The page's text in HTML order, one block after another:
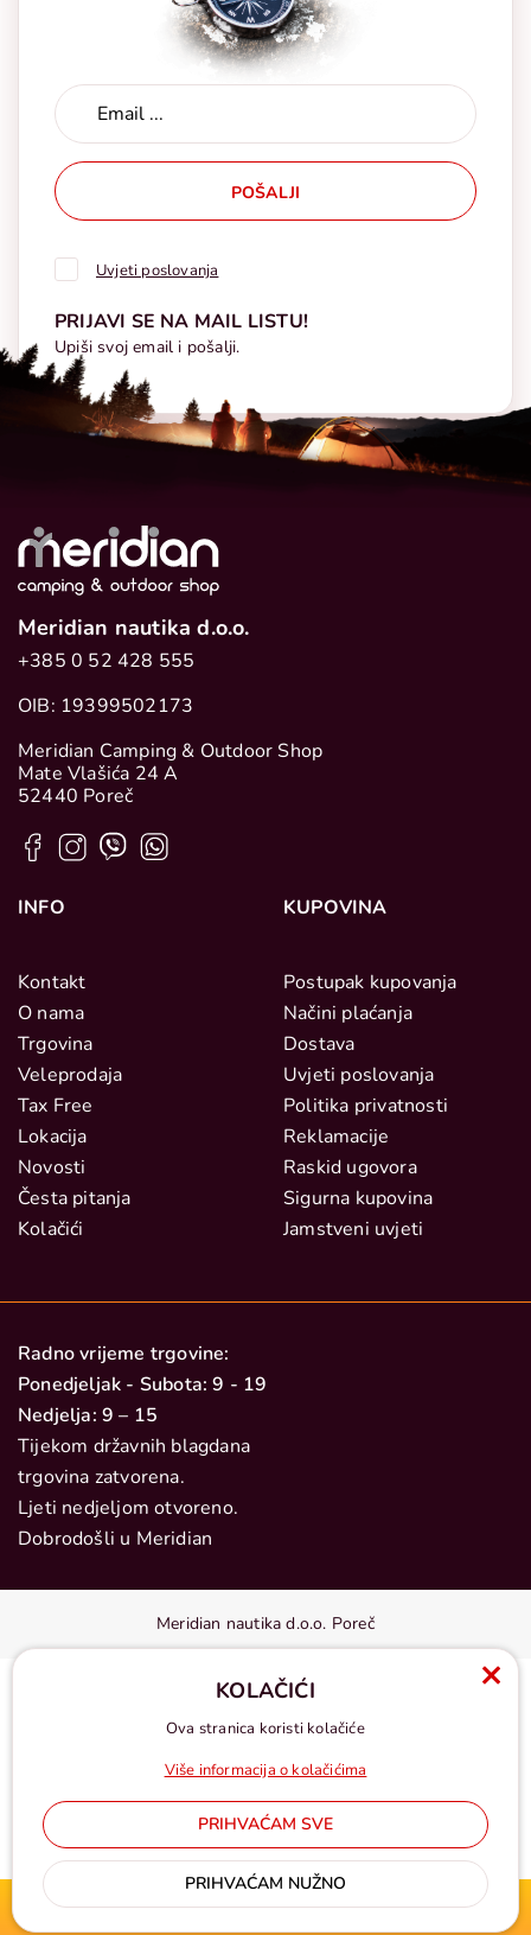
POŠALJI
Uvjeti poslovanja
PRIJAVI SE NA MAIL LISTU!
Upiši svoj email i pošalji.
Meridian nautika d.o.o.
+385 0 52 428 555
OIB: 19399502173
Meridian Camping & Outdoor Shop
Mate Vlašića 24 A
52440 Poreč
INFO
Kontakt
O nama
Trgovina
Veleprodaja
Tax Free
Lokacija
Novosti
Česta pitanja
Kolačići
KUPOVINA
Postupak kupovanja
Načini plaćanja
Dostava
Uvjeti poslovanja
Politika privatnosti
Reklamacije
Raskid ugovora
Sigurna kupovina
Jamstveni uvjeti
Radno vrijeme trgovine:
Ponedjeljak - Subota: 9 - 19
Nedjelja: 9 – 15
Tijekom državnih blagdana
trgovina zatvorena.
Ljeti nedjeljom otvoreno.
Dobrodošli u Meridian
Meridian nautika d.o.o. Poreč
Cijene u eurima, pdv uključen
KOLAČIĆI
Ova stranica koristi kolačiće
Više informacija o kolačićima
PRIHVAĆAM SVE
PRIHVAĆAM NUŽNO